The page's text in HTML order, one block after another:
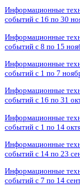
Информационные
событий с 16 по 30
Информационные
событий с 8 по 15
Информационные
событий с 1 по 7
Информационные
событий с 16 по 31
Информационные
событий с 1 по 14
Информационные
событий с 14 по 23
Информационные
событий с 7 по 14